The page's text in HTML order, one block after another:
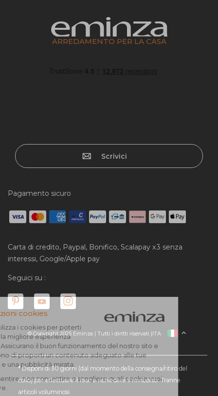
ARREDAMENTO PER LA CASA
Scrivici
Pagamento sicuro
Carta di credito, Paypal, Bonifico, Scalapay x3 senza
interessi, Google/Apple pay
Seguici su :
© Copyright 2025 Eminza | Tutti i diritti riservati |
FRANCIA
SPAGNA
GERMANIA
PAESI BASSI
ITA
* Disponi di 30 giorni (dal momento della consegna/ritiro del
collo) per effettuare il reso e richiedere il rimborso. Tranne
articoli voluminosi.